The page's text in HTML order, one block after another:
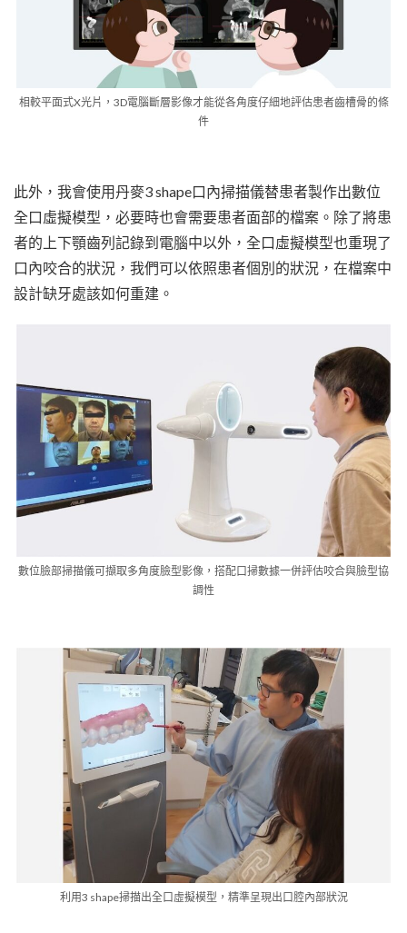
相較平面式X光片，3D電腦斷層影像才能從各角度仔細地評估患者齒槽骨的條
件
此外，我會使用丹麥3 shape口內掃描儀替患者製作出數位
全口虛擬模型，必要時也會需要患者面部的檔案。除了將患
者的上下顎齒列記錄到電腦中以外，全口虛擬模型也重現了
口內咬合的狀況，我們可以依照患者個別的狀況，在檔案中
設計缺牙處該如何重建。
數位臉部掃描儀可擷取多角度臉型影像，搭配口掃數據一併評估咬合與臉型協
調性
利用3 shape掃描出全口虛擬模型，精準呈現出口腔內部狀況